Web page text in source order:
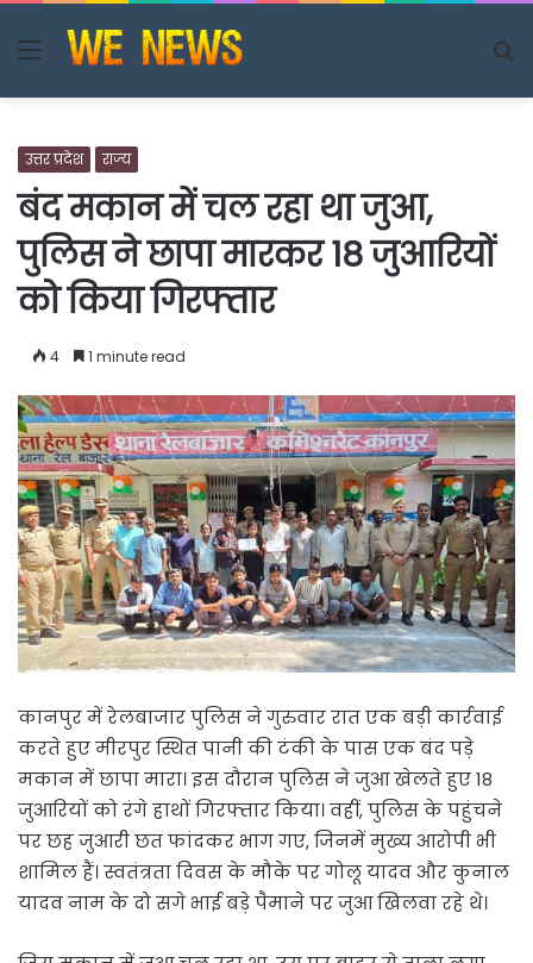
Menu
उत्तर प्रदेश राज्य
बंद मकान में चल रहा था जुआ,
पुलिस ने छापा मारकर 18 जुआरियों
को किया गिरफ्तार
4 1 minute read
कानपुर में रेलबाजार पुलिस ने गुरुवार रात एक बड़ी कार्रवाई
करते हुए मीरपुर स्थित पानी की टंकी के पास एक बंद पड़े
मकान में छापा मारा। इस दौरान पुलिस ने जुआ खेलते हुए 18
जुआरियों को रंगे हाथों गिरफ्तार किया। वहीं, पुलिस के पहुंचने
पर छह जुआरी छत फांदकर भाग गए, जिनमें मुख्य आरोपी भी
शामिल हैं। स्वतंत्रता दिवस के मौके पर गोलू यादव और कुनाल
यादव नाम के दो सगे भाई बड़े पैमाने पर जुआ खिलवा रहे थे।